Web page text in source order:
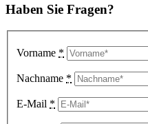
Haben Sie Fragen?
Vorname *
Nachname *
E-Mail *